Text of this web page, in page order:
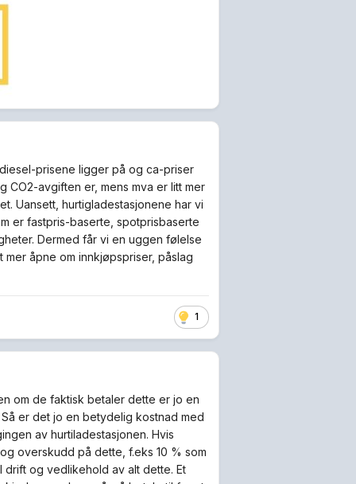
prisene ligger på og ca-priser
avgiften er, mens mva er litt mer
Uansett, hurtigladestasjonene har vi
er fastpris-baserte, spotprisbaserte
Dermed får vi en uggen følelse
åpne om innkjøpspriser, påslag
1
om de faktisk betaler dette er jo en
er det jo en betydelig kostnad med
av hurtiladestasjonen. Hvis
overskudd på dette, f.eks 10 % som
drift og vedlikehold av alt dette. Et